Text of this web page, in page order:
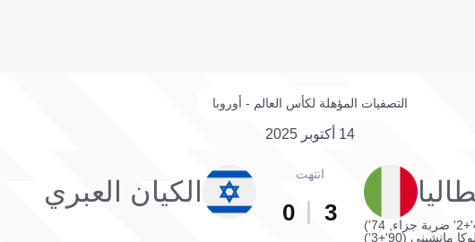
التصفيات المؤهلة لكأس العالم - أوروبا
14 أكتوبر 2025
مانشيني (90'+3')
انتهت
3
0
الكيان العبري